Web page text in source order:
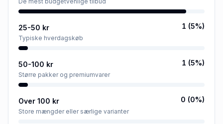
25-50 kr
Typiske hverdagskøb
1 (5%)
50-100 kr
Større pakker og premiumvarer
1 (5%)
Over 100 kr
Store mængder eller særlige varianter
0 (0%)